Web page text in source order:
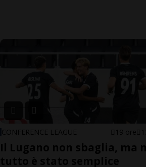
CONFERENCE LEAGUE 19 ore
Il Lugano non sbaglia, ma
tutto è stato semplice